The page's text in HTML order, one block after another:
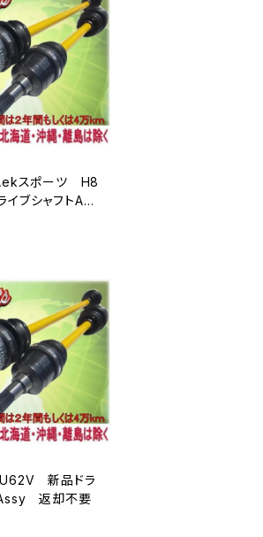
スポーツ H8
ブシャフトAss
新品ドラ
Assy 返却不要